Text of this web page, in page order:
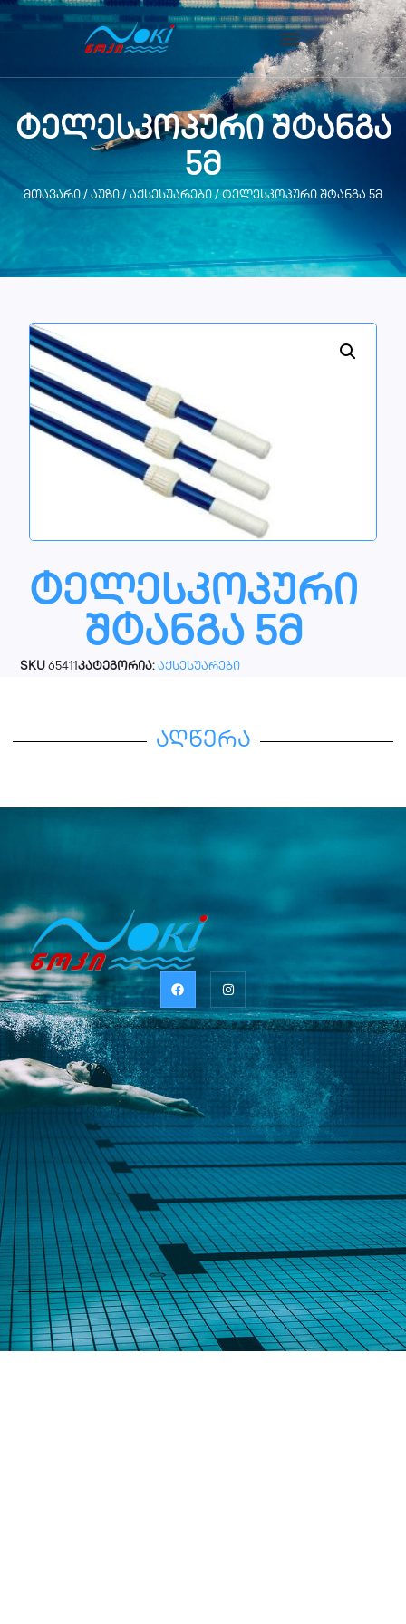
ტელესკოპური შტანგა
5მ
მთავარი / აუზი / აქსესუარები / ტელესკოპური შტანგა 5მ
ტელესკოპური
შტანგა 5მ
SKU65411კატეგორია: აქსესუარები
აღწერა